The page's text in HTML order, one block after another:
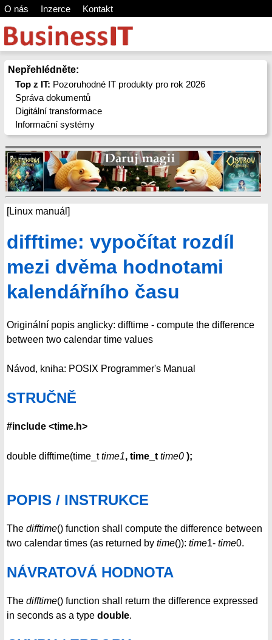
O nás Inzerce Kontakt
Nepřehlédněte:
Top z IT: Pozoruhodné IT produkty pro rok 2026
Správa dokumentů
Digitální transformace
Informační systémy
[Linux manuál]
difftime: vypočítat rozdíl
mezi dvěma hodnotami
kalendářního času
Originální popis anglicky: difftime - compute the difference
between two calendar time values
Návod, kniha: POSIX Programmer's Manual
STRUČNĚ
#include <time.h>
double difftime(time_ttime1, time_t time0 );
POPIS / INSTRUKCE
The difftime() function shall compute the difference between
two calendar times (as returned by time()): time1- time0.
NÁVRATOVÁ HODNOTA
The difftime() function shall return the difference expressed
in seconds as a type double.